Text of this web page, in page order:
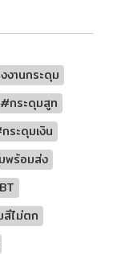
งานกระดุม
#กระดุมสูท
ระดุมเงิน
พร้อมส่ง
ไม่ตก